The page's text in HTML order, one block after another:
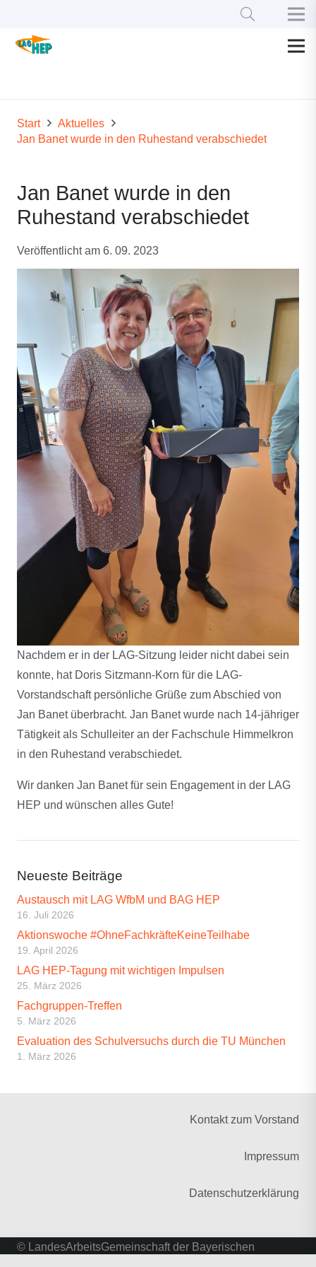
Start
Aktuelles
Jan Banet wurde in den Ruhestand verabschiedet
Jan Banet wurde in den
Ruhestand verabschiedet
Veröffentlicht am 6. 09. 2023
Nachdem er in der LAG-Sitzung leider nicht dabei sein
konnte, hat Doris Sitzmann-Korn für die LAG-
Vorstandschaft persönliche Grüße zum Abschied von
Jan Banet überbracht. Jan Banet wurde nach 14-jähriger
Tätigkeit als Schulleiter an der Fachschule Himmelkron
in den Ruhestand verabschiedet.
Wir danken Jan Banet für sein Engagement in der LAG
HEP und wünschen alles Gute!
Neueste Beiträge
Austausch mit LAG WfbM und BAG HEP
16. Juli 2026
Aktionswoche #OhneFachkräfteKeineTeilhabe
19. April 2026
LAG HEP-Tagung mit wichtigen Impulsen
25. März 2026
Fachgruppen-Treffen
5. März 2026
Evaluation des Schulversuchs durch die TU München
1. März 2026
Kontakt zum Vorstand
Impressum
Datenschutzerklärung
© LandesArbeitsGemeinschaft der Bayerischen